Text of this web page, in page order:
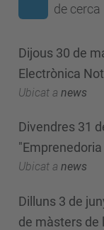
de cerca
Dijous 30 de
Electrònica
Ubicat a news
Divendres 31
Ubicat a news
Dilluns 3 de
de màsters de